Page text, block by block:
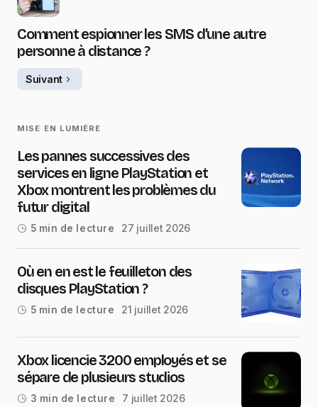
Comment espionner les SMS d’une autre
personne à distance ?
Suivant
MISE EN LUMIÈRE
Les pannes successives des
services en ligne PlayStation et
Xbox montrent les problèmes du
futur digital
5 min de lecture 27 juillet 2026
Où en en est le feuilleton des
disques PlayStation ?
5 min de lecture 21 juillet 2026
Xbox licencie 3200 employés et se
sépare de plusieurs studios
3 min de lecture 7 juillet 2026